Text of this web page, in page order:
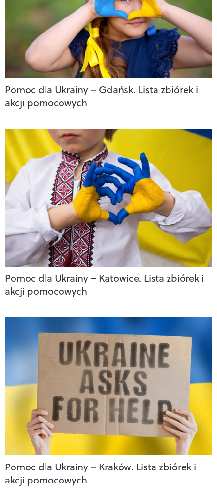
Pomoc dla Ukrainy – Gdańsk. Lista zbiórek i
akcji pomocowych
Pomoc dla Ukrainy – Katowice. Lista zbiórek i
akcji pomocowych
Pomoc dla Ukrainy – Kraków. Lista zbiórek i
akcji pomocowych